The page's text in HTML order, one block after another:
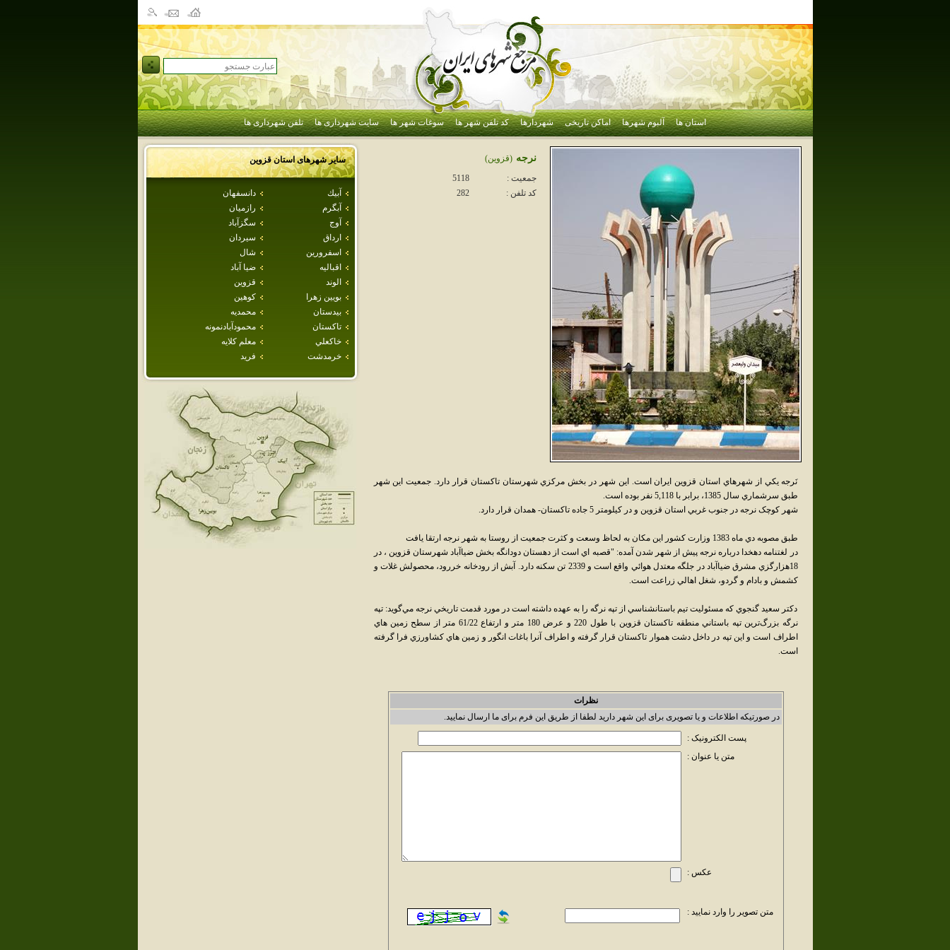
استان ها آلبوم شهرها اماکن تاریخی شهردارها کد تلفن شهر ها سوغات شهر ها سایت شهرداری ها تلفن شهرداری ها
سایر شهرهای استانقزوين
آبيك
دانسفهان
آبگرم
رازميان
آوج
سگزآباد
ارداق
سيردان
اسفرورين
شال
اقباليه
ضيا آباد
الوند
قزوين
بويين زهرا
كوهين
بيدستان
محمديه
تاكستان
محمودآبادنمونه
خاكعلي
معلم كلايه
خرمدشت
فريد
نرجه (قزوين)
جمعیت :
5118
کد تلفن :
282
نَرجه يکي از شهرهاي استان قزوين ايران است. اين شهر در بخش مرکزي شهرستان تاکستان قرار دارد. جمعيت اين شهر
طبق سرشماري سال 1385، برابر با 5,118 نفر بوده است.
شهر کوچک نرجه در جنوب غربي استان قزوين و در کيلومتر 5 جاده تاکستان- همدان قرار دارد.
طبق مصوبه دي ماه 1383 وزارت کشور اين مکان به لحاظ وسعت و کثرت جمعيت از روستا به شهر نرجه ارتقا يافت
در لغتنامه دهخدا درباره نرجه پيش از شهر شدن آمده: "قصبه اي است از دهستان دودانگه بخش ضياآباد شهرستان قزوين ، در
18هزارگزي مشرق ضياآباد در جلگه معتدل هوائي واقع است و 2339 تن سکنه دارد. آبش از رودخانه خررود، محصولش غلات و
کشمش و بادام و گردو، شغل اهالي زراعت است.
دکتر سعيد گنجوي که مسئوليت تيم باستانشناسي از تپه نرگه را به عهده داشته است در مورد قدمت تاريخي نرجه مي‌گويد: تپه
نرگه بزرگ‌ترين تپه باستاني منطقه تاکستان قزوين با طول 220 و عرض 180 متر و ارتفاع 61/22 متر از سطح زمين هاي
اطراف است و اين تپه در داخل دشت هموار تاكستان قرار گرفته و اطراف آنرا باغات انگور و زمين هاي كشاورزي فرا گرفته
است.
نظرات
در صورتیکه اطلاعات و یا تصویری برای این شهر دارید لطفا از طریق این فرم برای ما ارسال نمایید.
پست الکترونیک :
متن یا عنوان :
عکس :
متن تصویر را وارد نمایید :